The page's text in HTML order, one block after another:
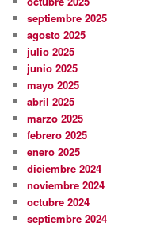
septiembre 2025
agosto 2025
julio 2025
junio 2025
mayo 2025
abril 2025
marzo 2025
febrero 2025
enero 2025
diciembre 2024
noviembre 2024
octubre 2024
septiembre 2024